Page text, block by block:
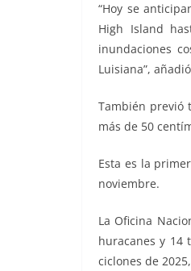
“Hoy se
High Island
inundaciones
Luisiana”,
También previó
más de 50
Esta es la
noviembre.
La Oficina
huracanes y 14
ciclones de